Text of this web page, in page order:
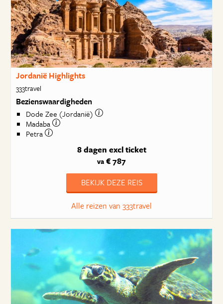
Jordanië Highlights
333travel
Bezienswaardigheden
Dode Zee (Jordanië)
Madaba
Petra
8 dagen excl ticket
va € 787
BEKIJK DEZE REIS
Alle reizen van 333travel